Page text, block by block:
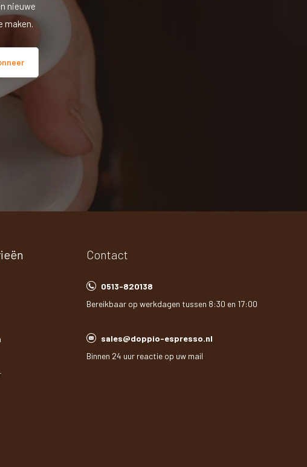
nieuwe
maken.
Contact
0513-820138
Bereikbaar op werkdagen tussen 8:30 en 17:00
sales@doppio-espresso.nl
Binnen 24 uur reactie op uw mail